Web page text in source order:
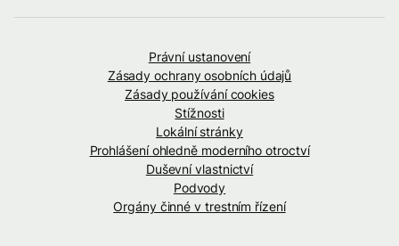
Právní ustanovení
Zásady ochrany osobních údajů
Zásady používání cookies
Stížnosti
Lokální stránky
Prohlášení ohledně moderního otroctví
Duševní vlastnictví
Podvody
Orgány činné v trestním řízení